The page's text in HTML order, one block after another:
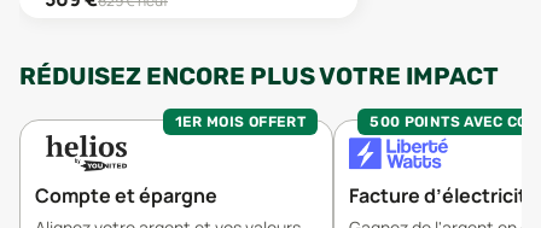
RÉDUISEZ ENCORE PLUS VOTRE IMPACT
1ER MOIS OFFERT
Compte et épargne
500 POINTS AVEC
Facture d’électricité